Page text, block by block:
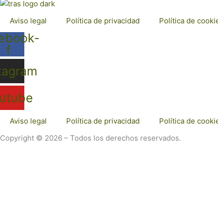
Aviso legal Política de privacidad Política de
f
Aviso legal Política de privacidad
Política de
Copyright © 2026 – Todos los derechos reservados.